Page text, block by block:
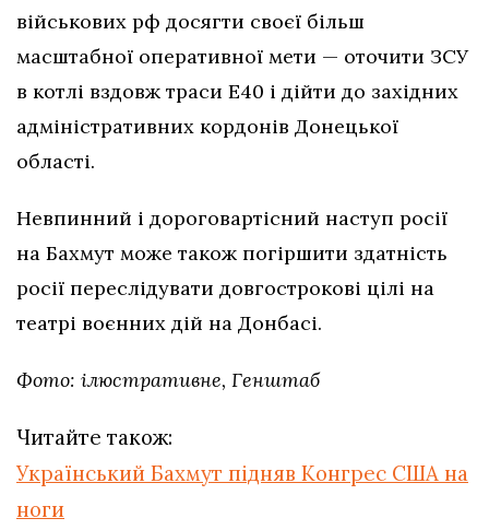
військових рф досягти своєї більш
масштабної оперативної мети — оточити ЗСУ
в котлі вздовж траси Е40 і дійти до західних
адміністративних кордонів Донецької
області.
Невпинний і дороговартісний наступ росії
на Бахмут може також погіршити здатність
росії переслідувати довгострокові цілі на
театрі воєнних дій на Донбасі.
Фото: ілюстративне, Генштаб
Читайте також:
Український Бахмут підняв Конгрес США на
ноги